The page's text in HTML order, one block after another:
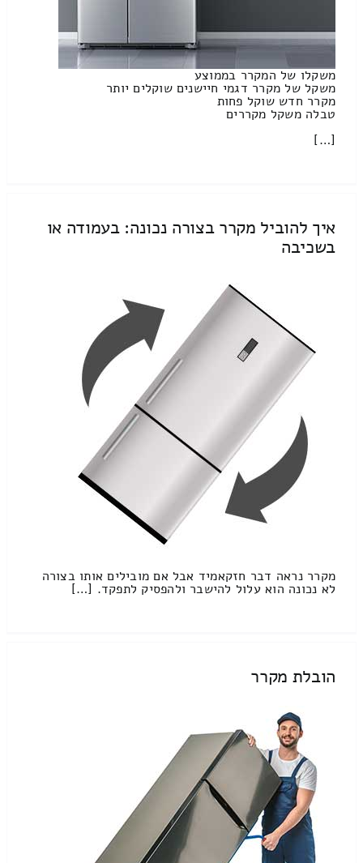
משקלו של המקרר בממוצע
משקל של מקרר דגמי חיישנים שוקלים יותר
מקרר חדש שוקל פחות
טבלה משקל מקררים
[…]
איך להוביל מקרר בצורה נכונה: בעמודה או
בשכיבה
מקרר נראה דבר חזקאמיד אבל אם מובילים אותו בצורה
לא נכונה הוא עלול להישבר ולהפסיק לתפקד. […]
הובלת מקרר